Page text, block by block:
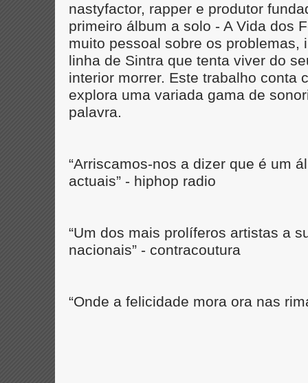
nastyfactor, rapper e produtor
primeiro álbum a solo - A Vida dos
muito pessoal sobre os
linha de Sintra que tenta viver do
interior morrer. Este trabalho conta
explora uma variada gama de
palavra.
“Arriscamos-nos a dizer que é um
actuais” - hiphop radio
“Um dos mais prolíferos artistas a
nacionais” - contracoutura
“Onde a felicidade mora ora nas